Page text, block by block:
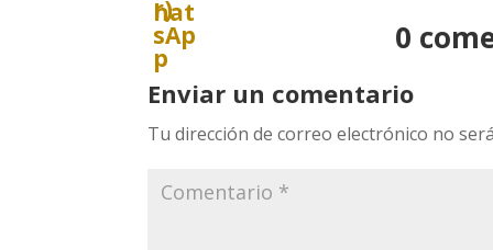
0
Enviar un comentario
Tu dirección de correo electrónico no